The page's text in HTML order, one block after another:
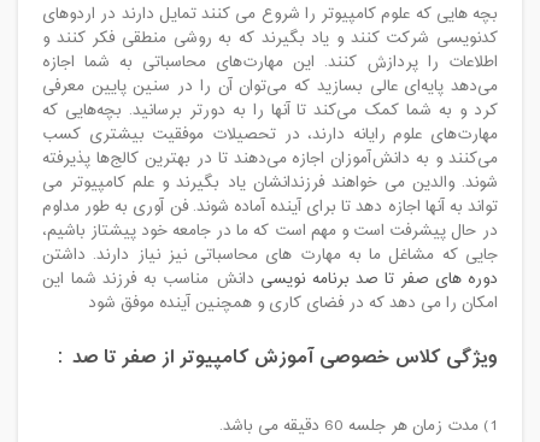
بچه هایی که علوم کامپیوتر را شروع می کنند تمایل دارند در اردوهای
کدنویسی شرکت کنند و یاد بگیرند که به روشی منطقی فکر کنند و
اطلاعات را پردازش کنند. این مهارت‌های محاسباتی به شما اجازه
می‌دهد پایه‌ای عالی بسازید که می‌توان آن را در سنین پایین معرفی
کرد و به شما کمک می‌کند تا آنها را به دورتر برسانید. بچه‌هایی که
مهارت‌های علوم رایانه دارند، در تحصیلات موفقیت بیشتری کسب
می‌کنند و به دانش‌آموزان اجازه می‌دهند تا در بهترین کالج‌ها پذیرفته
شوند. والدین می خواهند فرزندانشان یاد بگیرند و علم کامپیوتر می
تواند به آنها اجازه دهد تا برای آینده آماده شوند. فن آوری به طور مداوم
در حال پیشرفت است و مهم است که ما در جامعه خود پیشتاز باشیم،
جایی که مشاغل ما به مهارت های محاسباتی نیز نیاز دارند. داشتن
دوره های صفر تا صد برنامه نویسی دانش مناسب به فرزند شما این
امکان را می دهد که در فضای کاری و همچنین آینده موفق شود
ویژگی کلاس خصوصی آموزش کامپیوتر از صفر تا صد :
1) مدت زمان هر جلسه 60 دقیقه می باشد.